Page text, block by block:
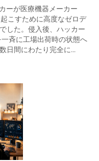
ーが医療機器メーカー
こすために高度なゼロデ
した。侵入後、ハッカー
斉に工場出荷時の状態へ
日間にわたり完全に...